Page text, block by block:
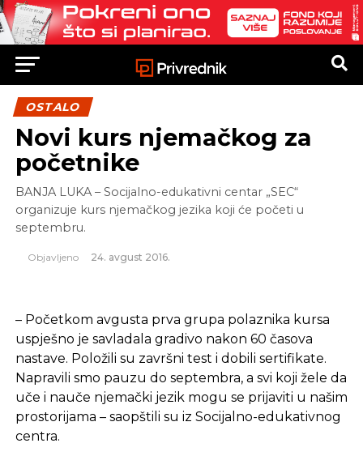
OSTALO
Novi kurs njemačkog za
početnike
BANJA LUKA – Socijalno-edukativni centar „SEC“
organizuje kurs njemačkog jezika koji će početi u
septembru.
Objavljeno 24. avgust 2016.
– Početkom avgusta prva grupa polaznika kursa
uspješno je savladala gradivo nakon 60 časova
nastave. Položili su završni test i dobili sertifikate.
Napravili smo pauzu do septembra, a svi koji žele da
uče i nauče njemački jezik mogu se prijaviti u našim
prostorijama – saopštili su iz Socijalno-edukativnog
centra.